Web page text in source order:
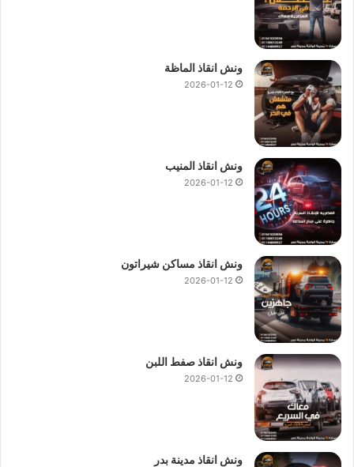
ونش انقاذ الماظة
2026-01-12
ونش انقاذ المنيب
2026-01-12
ونش انقاذ مساكن شيراتون
2026-01-12
ونش انقاذ صفط اللبن
2026-01-12
ونش انقاذ مدينة بدر